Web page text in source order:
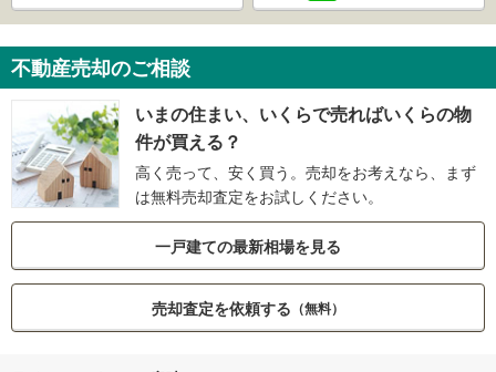
不動産売却のご相談
いまの住まい、いくらで売ればいくらの物
件が買える？
高く売って、安く買う。売却をお考えなら、まず
は無料売却査定をお試しください。
一戸建ての最新相場を見る
売却査定を依頼する （無料）